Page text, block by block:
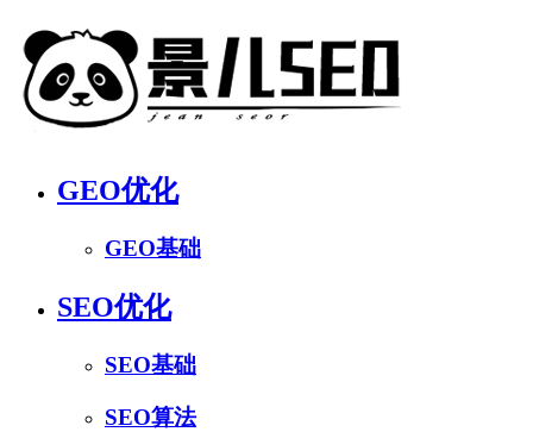
GEO优化
GEO基础
SEO优化
SEO基础
SEO算法